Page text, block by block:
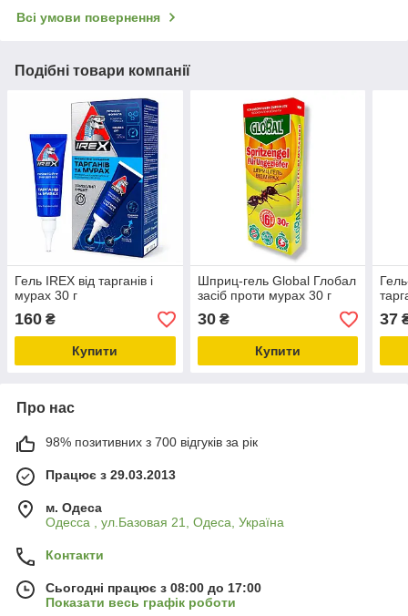
Всі умови повернення
Подібні товари компанії
Гель IREX від тарганів і
мурах 30 г
160 ₴
Купити
Шприц-гель Global Глобал
засіб проти мурах 30 г
30₴
Купити
37
Про нас
98% позитивних з 700 відгуків за рік
Працює з 29.03.2013
м. Одеса
Одесса , ул.Базовая 21, Одеса, Україна
Контакти
Сьогодні працює з 08:00 до 17:00
Показати весь графік роботи